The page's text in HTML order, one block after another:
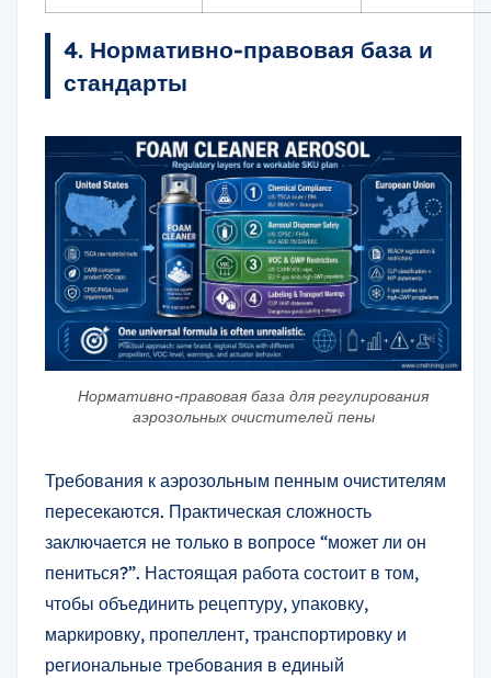
4. Нормативно-правовая база и
стандарты
Нормативно-правовая база для регулирования
аэрозольных очистителей пены
Требования к аэрозольным пенным очистителям
пересекаются. Практическая сложность
заключается не только в вопросе “может ли он
пениться?”. Настоящая работа состоит в том,
чтобы объединить рецептуру, упаковку,
маркировку, пропеллент, транспортировку и
региональные требования в единый